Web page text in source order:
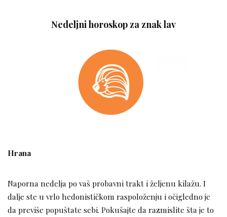
Nedeljni horoskop za znak lav
Hrana
Naporna nedelja po vaš probavni trakt i željenu kilažu. I
dalje ste u vrlo hedonističkom raspoloženju i očigledno je
da previše popuštate sebi. Pokušajte da razmislite šta je to